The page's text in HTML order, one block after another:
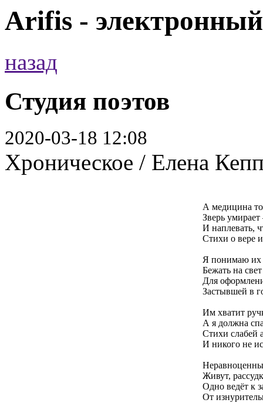
Arifis -
назад
Студия поэтов
2020-03-18 12:08
Хроническое / Елена
А медицина
Зверь
И наплевать,
Стихи о вере
Я понимаю их
Бежать на
Для
Застывшей в
Им хватит
А я должна
Стихи слабей
И никого не
Живут,
Одно ведёт к
От